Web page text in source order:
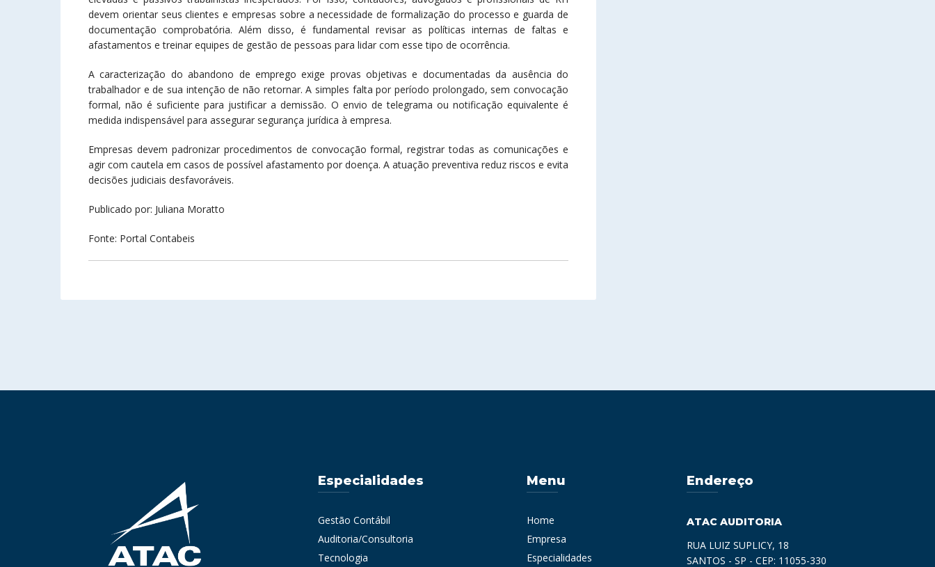
devem orientar seus clientes e empresas sobre a necessidade de formalização do processo e guarda de
documentação comprobatória. Além disso, é fundamental revisar as políticas internas de faltas e
afastamentos e treinar equipes de gestão de pessoas para lidar com esse tipo de ocorrência.
A caracterização do abandono de emprego exige provas objetivas e documentadas da ausência do
trabalhador e de sua intenção de não retornar. A simples falta por período prolongado, sem convocação
formal, não é suficiente para justificar a demissão. O envio de telegrama ou notificação equivalente é
medida indispensável para assegurar segurança jurídica à empresa.
Empresas devem padronizar procedimentos de convocação formal, registrar todas as comunicações e
agir com cautela em casos de possível afastamento por doença. A atuação preventiva reduz riscos e evita
decisões judiciais desfavoráveis.
Publicado por: Juliana Moratto
Fonte: Portal Contabeis
Especialidades
Gestão Contábil
Auditoria/Consultoria
Tecnologia
Menu
Home
Empresa
Especialidades
Endereço
ATAC AUDITORIA
RUA LUIZ SUPLICY, 18
SANTOS - SP - CEP: 11055-330